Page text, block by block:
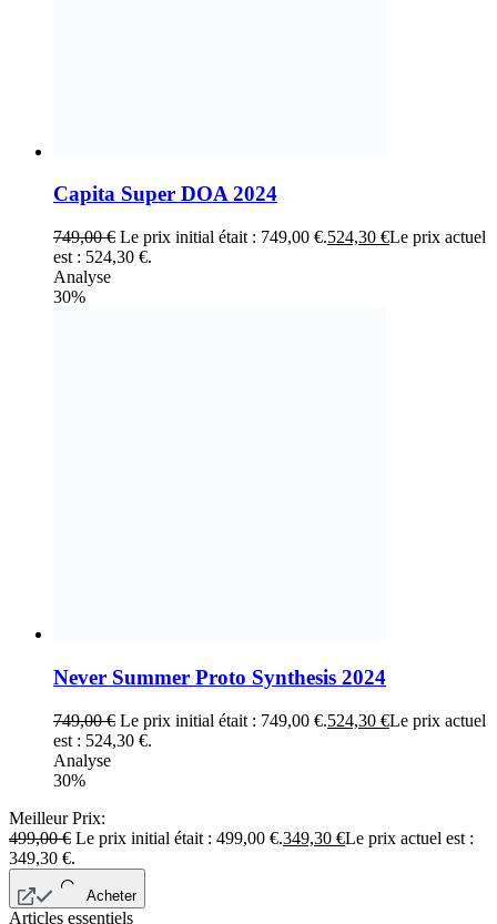
Capita Super DOA 2024
749,00€ Le prix initial était : 749,00 €.524,30 €Le prix actuel
est : 524,30 €.
Analyse
30%
Never Summer Proto Synthesis 2024
749,00€ Le prix initial était : 749,00 €.524,30 €Le prix actuel
est : 524,30 €.
Analyse
30%
Meilleur Prix:
499,00€ Le prix initial était : 499,00 €.349,30 €Le prix actuel est :
349,30 €.
Acheter
Articles essentiels